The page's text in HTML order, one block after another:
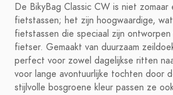
De BikyBag Classic CW is niet zomaar
fietstassen; het zijn hoogwaardige,
fietstassen die speciaal zijn
fietser. Gemaakt van duurzaam
perfect voor zowel dagelijkse ritten
voor lange avontuurlijke tochten door
stijlvolle bosgroene kleur passen ze